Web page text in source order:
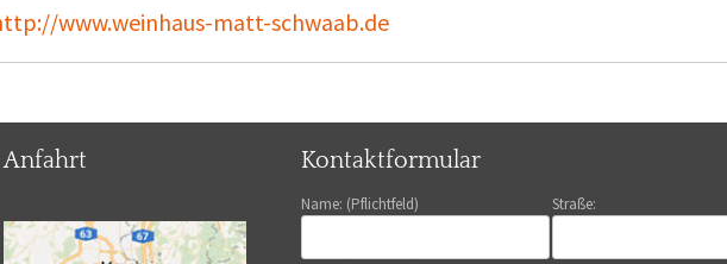
www.weinhaus-matt-schwaab.de
Anfahrt Kontaktformular
Name: (Pflichtfeld) Straße: